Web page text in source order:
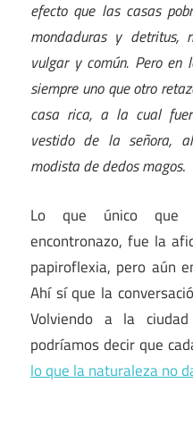
efecto que las casas
mondaduras y
vulgar y común. Pero en
siempre uno que otro
casa rica, a la cual
vestido de la señora,
modista de dedos magos.
Lo que único que
encontronazo, fue la
papiroflexia, pero aún
Ahí sí que la
Volviendo a la
podríamos decir que
lo que la naturaleza no